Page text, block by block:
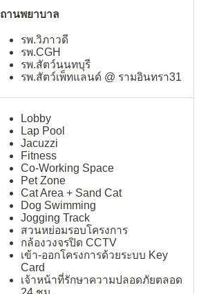
ถานพยาบาล
รพ.วิภาวดี
รพ.CGH
รพ.สัตว์นนทบุรี
รพ.สัตว์เพ็ทแลนด์ @ รามอินทรา31
Lobby
Lap Pool
Jacuzzi
Fitness
Co-Working Space
Pet Zone
Cat Area + Sand Cat
Dog Swimming
Jogging Track
สวนหย่อมรอบโครงการ
กล้องวงจรปิด CCTV
เข้า-ออกโครงการด้วยระบบ Key
Card
เจ้าหน้าที่รักษาความปลอดภัยตลอด